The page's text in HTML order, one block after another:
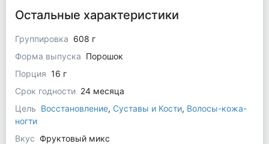
Остальные характеристики
Группировка 608 г
Форма выпуска Порошок
Порция 16 г
Срок годности 24 месяца
Цель Восстановление, Суставы и Кости, Волосы-кожа-
ногти
Вкус Фруктовый микс